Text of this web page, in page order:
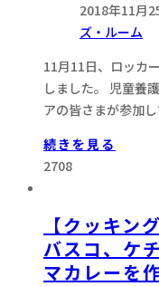
2018年11月
ズ・ルーム
11月11日、ロッカ
しました。 児童養
アの皆さまが参加
続きを見る
2708
【クッキ
バスコ、ケ
マカレーを